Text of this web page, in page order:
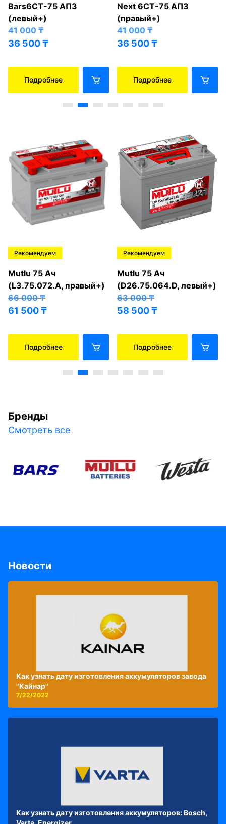
Bars6СТ-75 АПЗ
(левый+)
41 000₸
36 500₸
Подробнее
Next 6СТ-75 АПЗ
(правый+)
41 000₸
36 500₸
Подробнее
Рекомендуем
Mutlu 75 Ач
(L3.75.072.A, правый+)
66 000₸
61 500₸
Подробнее
Рекомендуем
Mutlu 75 Ач
(D26.75.064.D, левый+)
63 000₸
58 500₸
Подробнее
Бренды
Смотреть все
Новости
Как узнать дату изготовления аккумуляторов завода
"Кайнар"
7/22/2022
Как узнать дату изготовления аккумуляторов: Bosch,